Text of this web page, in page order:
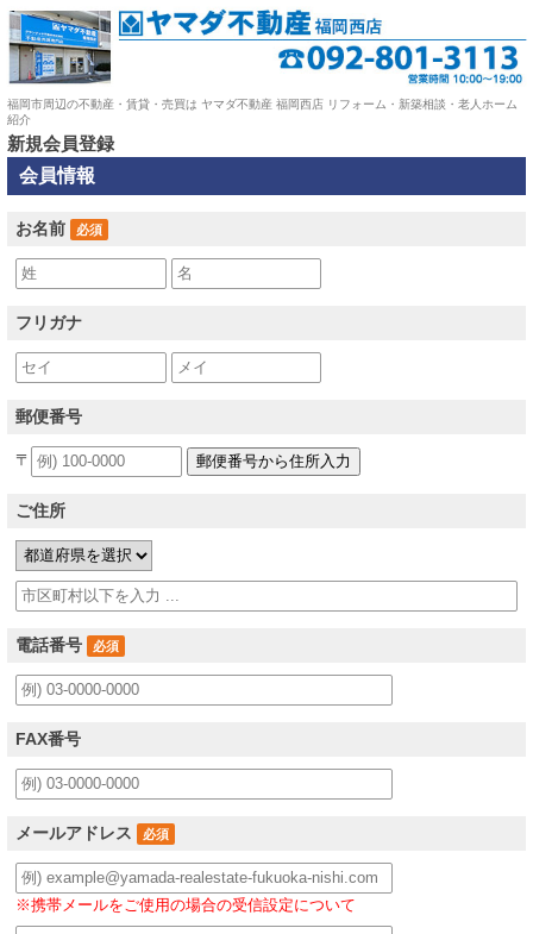
福岡市周辺の不動産・賃貸・売買は ヤマダ不動産 福岡西店 リフォーム・新築相談・老人ホーム
紹介
新規会員登録
会員情報
お名前 必須
フリガナ
郵便番号
〒
ご住所
電話番号 必須
FAX番号
メールアドレス 必須
※携帯メールをご使用の場合の受信設定について